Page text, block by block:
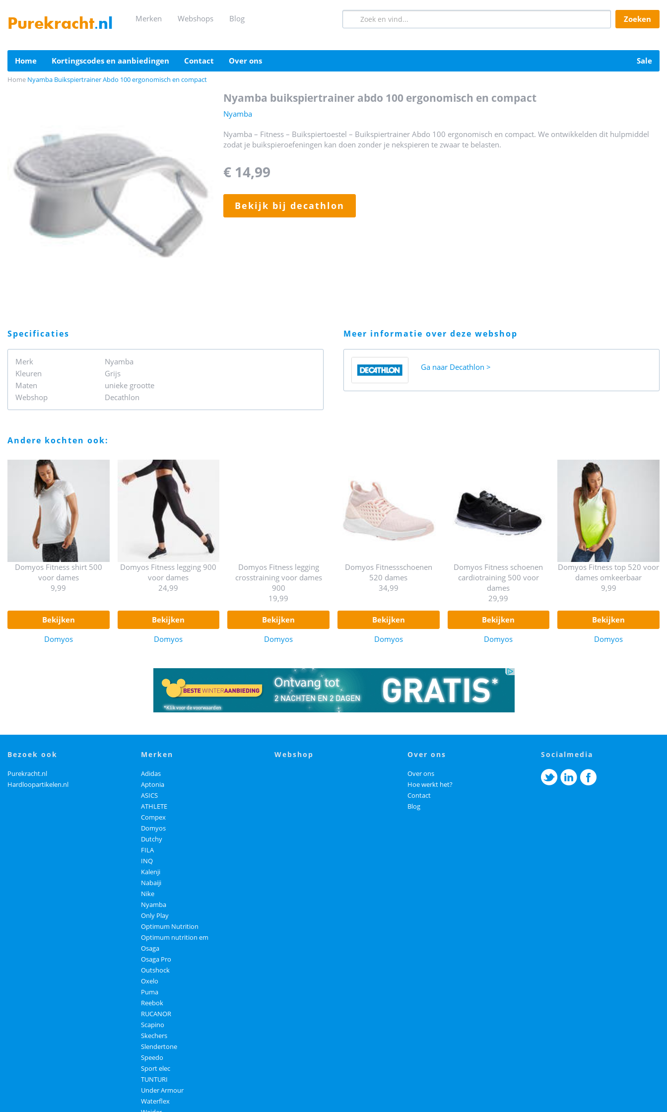
Purekracht.nl merken webshops blog zoeken
home kortingscodes en aanbiedingen contact over ons sale
Home Nyamba Buikspiertrainer Abdo 100 ergonomisch en compact
nyamba buikspiertrainer abdo 100 ergonomisch en compact
Nyamba
Nyamba – Fitness – Buikspiertoestel – Buikspiertrainer Abdo 100 ergonomisch en compact. We ontwikkelden dit hulpmiddel
zodat je buikspieroefeningen kan doen zonder je nekspieren te zwaar te belasten.
€ 14,99
bekijk bij decathlon
specificaties
Merk
Nyamba
Kleuren
Grijs
Maten
unieke grootte
Webshop
Decathlon
meer informatie over deze webshop
Ga naar Decathlon
andere kochten ook:
Domyos Fitness shirt 500
voor dames
9,99
bekijken
Domyos
Domyos Fitness legging 900
voor dames
24,99
bekijken
Domyos
Domyos Fitness legging
crosstraining voor dames
900
19,99
bekijken
Domyos
Domyos Fitnessschoenen
520 dames
34,99
bekijken
Domyos
Domyos Fitness schoenen
cardiotraining 500 voor
dames
29,99
bekijken
Domyos
Domyos Fitness top 520 voor
dames omkeerbaar
9,99
bekijken
Domyos
bezoek ook
Purekracht.nl
Hardloopartikelen.nl
merken
Adidas
Aptonia
ASICS
ATHLETE
Compex
Domyos
Dutchy
FILA
INQ
Kalenji
Nabaiji
Nike
Nyamba
Only Play
Optimum Nutrition
Optimum nutrition em
Osaga
Osaga Pro
Outshock
Oxelo
Puma
Reebok
RUCANOR
Scapino
Skechers
Slendertone
Speedo
Sport elec
TUNTURI
Under Armour
Waterflex
webshop over ons
Over ons
Hoe werkt het?
Contact
Blog
socialmedia